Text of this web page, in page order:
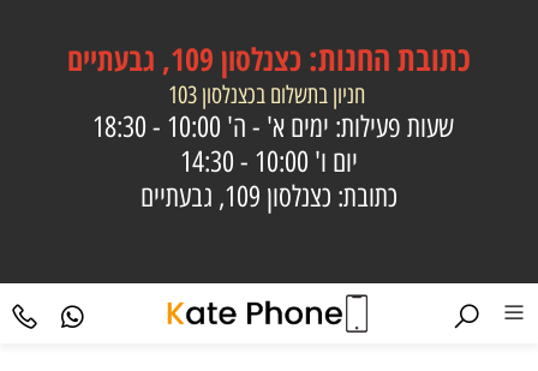
כתובתהחנות: כצנלסון 109, גבעתיים
חניון בתשלום בכצנלסון 103
שעות פעילות: ימים א' - ה' 10:00 - 18:30
יום ו' 10:00 - 14:30
כתובת: כצנלסון 109, גבעתיים